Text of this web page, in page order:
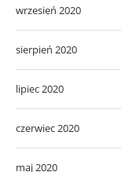
wrzesień 2020
sierpień 2020
lipiec 2020
czerwiec 2020
maj 2020